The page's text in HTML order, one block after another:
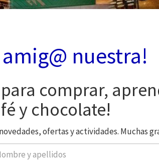
nuestra!
comprar,
y chocolate!
ofertas y actividades. Muchas